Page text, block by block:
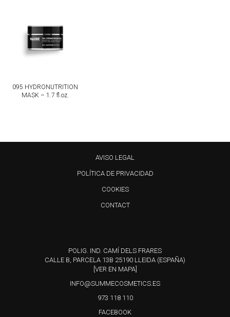
095 HYDRONUTRITION
MASK – 1.7 fl.oz.
AVISO LEGAL
POLÍTICA DE PRIVACIDAD
COOKIES
CONTACT
POLIG. IND. CAMÍ DELS FRARES
CALLE B, PARCELA 13B 25190 LLEIDA (ESPAÑA)
[VER EN MAPA]
INFO@SUMMECOSMETICS.ES
973 118 110
FACEBOOK